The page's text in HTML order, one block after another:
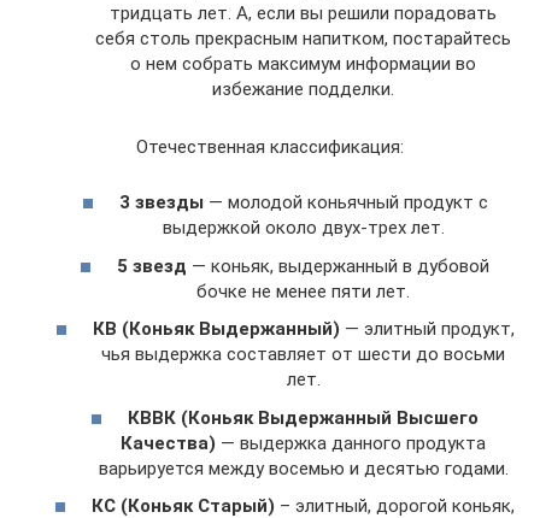
тридцать лет. А, если вы решили порадовать
себя столь прекрасным напитком, постарайтесь
о нем собрать максимум информации во
избежание подделки.
Отечественная классификация:
3 звезды — молодой коньячный продукт с
выдержкой около двух-трех лет.
5 звезд — коньяк, выдержанный в дубовой
бочке не менее пяти лет.
КВ (Коньяк Выдержанный) — элитный продукт,
чья выдержка составляет от шести до восьми
лет.
КВВК (Коньяк Выдержанный Высшего
Качества) — выдержка данного продукта
варьируется между восемью и десятью годами.
КС (Коньяк Старый) – элитный, дорогой коньяк,